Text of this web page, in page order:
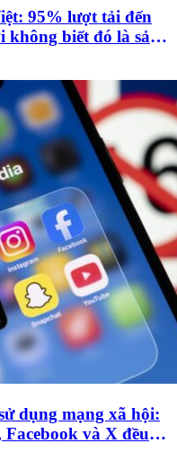
95% lượt tải đến
không biết đó là sản
dụng mạng xã hội:
và X đều bị